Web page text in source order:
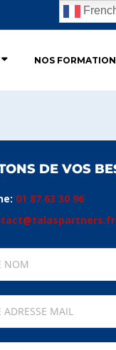
NOS
DE VOS
01 87 63 30 96